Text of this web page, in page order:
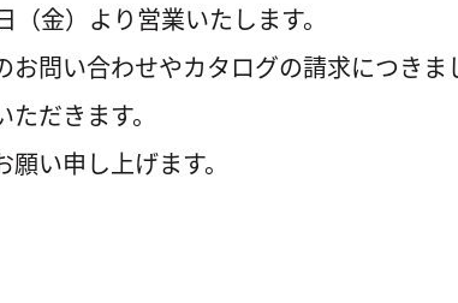
（金）より営業いたします。
お問い合わせやカタログの請求につき
だきます。
い申し上げます。